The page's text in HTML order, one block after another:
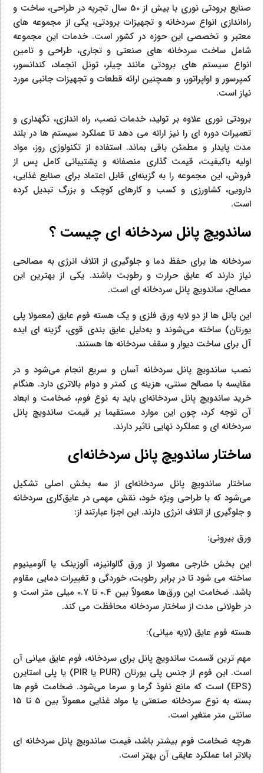
صنایع برودتی نوری با بیش از 50 سال تجربه در طراحی، ساخت و
راه‌اندازی انواع سردخانه و تجهیزات برودتی، یکی از مجموعه‌ های
معتبر و تخصصی این حوزه در کشور است. خدمات این مجموعه
شامل ساخت سردخانه‌ های صنعتی و تجاری، طراحی و تامین
انواع سیستم‌ های برودتی مانند چیلر، تونل انجماد، کندانسور،
کمپرسور و اواپراتور، و همچنین ارائه قطعات و تجهیزات جانبی مورد
نیاز است.
برودتی نوری علاوه بر تولید، خدمات نصب، راه‌ اندازی، نگهداری و
تعمیرات دوره‌ ای را نیز ارائه می‌ دهد تا عملکرد سیستم‌ ها در بلند
مدت پایدار و مطمئن باقی بماند. استفاده از تکنولوژی روز، مواد
اولیه باکیفیت، قیمت‌ گذاری منصفانه و پشتیبانی کامل پس از
فروش، این مجموعه را به گزینه‌ای قابل اعتماد برای صنایع غذایی،
دارویی، کشاورزی و کسب‌ و کارهای کوچک و بزرگ تبدیل کرده
است.
ساندویچ پانل سردخانه ای چیست ؟
سردخانه‌ ها برای حفظ دما و جلوگیری از اتلاف انرژی به مصالحی
نیاز دارند که عایق حرارت و رطوبت باشند. یکی از بهترین این
مصالح، ساندویچ پانل سردخانه‌ ای است.
این پانل‌ ها از دو لایه ورق فلزی و یک هسته فوم عایق (معمولا پلی‌
یورتان) ساخته می‌شوند و به‌دلیل عایق‌ بندی قوی، گزینه‌ ای ایده‌
آل برای ساخت دیوار و سقف سردخانه‌ ها هستند.
نصب ساندویچ پانل سردخانه آسان و سریع انجام می‌شود و در
مقایسه با مصالح سنتی، هزینه‌ ی کمتر و دوام بالاتری دارد. هنگام
خرید ساندویچ پانل سردخانه‌ای باید به نوع فوم، ضخامت و ابعاد
آن توجه کرد، چون این موارد مستقیما بر قیمت ساندویچ پانل
سردخانه‌ ای و عملکرد نهایی تاثیر دارند.
ساختار ساندویچ پانل سردخانه‌ای
ساختار ساندویچ پانل سردخانه‌ای از سه بخش اصلی تشکیل
می‌شود که با طراحی ویژه خود، نقش مهمی در عایق‌کاری سردخانه
و جلوگیری از اتلاف انرژی دارند. این اجزا عبارتند از:
ورق بیرونی:
این بخش خارجی معمولا از ورق گالوانیزه، آلوزینک یا آلومینیوم
ساخته می‌ شود تا در برابر رطوبت، خوردگی و تغییرات دمایی مقاوم
باشد. ضخامت این ورق‌ها معمولاً بین 0.4 تا 0.7 میلی‌ متر است و
در طولانی‌ مدت از ساختار سردخانه محافظت می‌ کند.
هسته فوم عایق (لایه میانی):
مهم‌ ترین قسمت ساندویچ پانل برای سردخانه، فوم عایق میانی آن
است. این فوم از جنس پلی‌ یورتان (PUR یا PIR) یا پلی‌ استایرن
(EPS) است که مانع نفوذ گرما و سرما می‌شود. ضخامت فوم‌ ها
بسته به نوع سردخانه صنعتی یا مواد غذایی معمولاً بین 5 تا 15
سانتی‌ متر متغیر است.
هرچه ضخامت فوم بیشتر باشد، قیمت ساندویچ پانل سردخانه‌ ای
بالاتر اما عملکرد عایقی آن بهتر است.